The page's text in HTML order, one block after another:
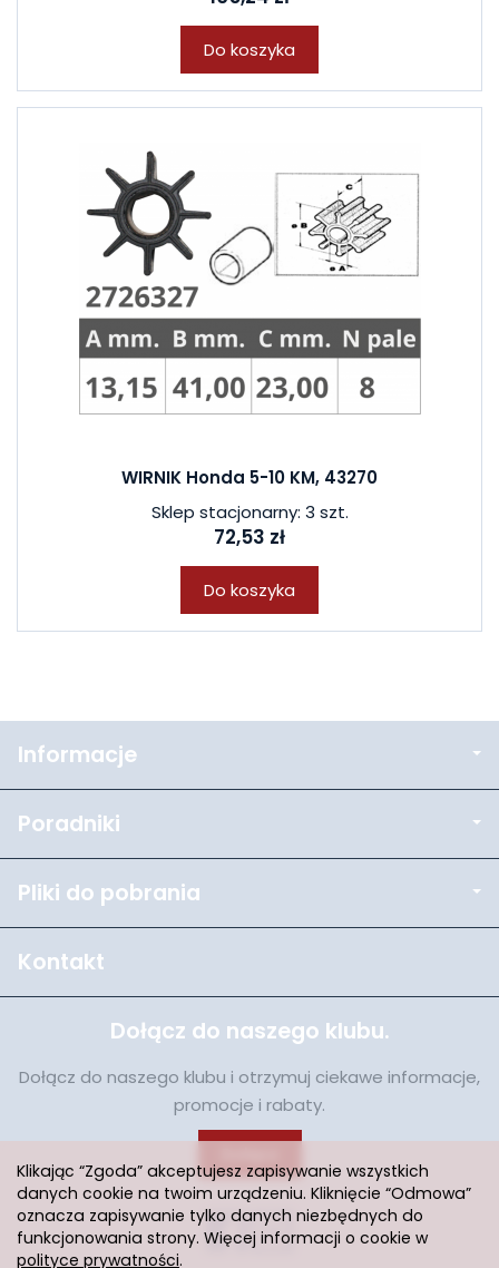
Do koszyka
WIRNIK Honda 5-10 KM, 43270
Sklep stacjonarny: 3 szt.
72,53 zł
Do koszyka
Informacje
Poradniki
Pliki do pobrania
Kontakt
Dołącz do naszego klubu.
Dołącz do naszego klubu i otrzymuj ciekawe informacje,
promocje i rabaty.
Klikając “Zgoda” akceptujesz zapisywanie wszystkich
danych cookie na twoim urządzeniu. Kliknięcie “Odmowa”
oznacza zapisywanie tylko danych niezbędnych do
funkcjonowania strony. Więcej informacji o cookie w
polityce prywatności.